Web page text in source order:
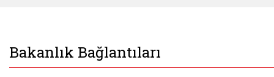
Bakanlık Bağlantıları